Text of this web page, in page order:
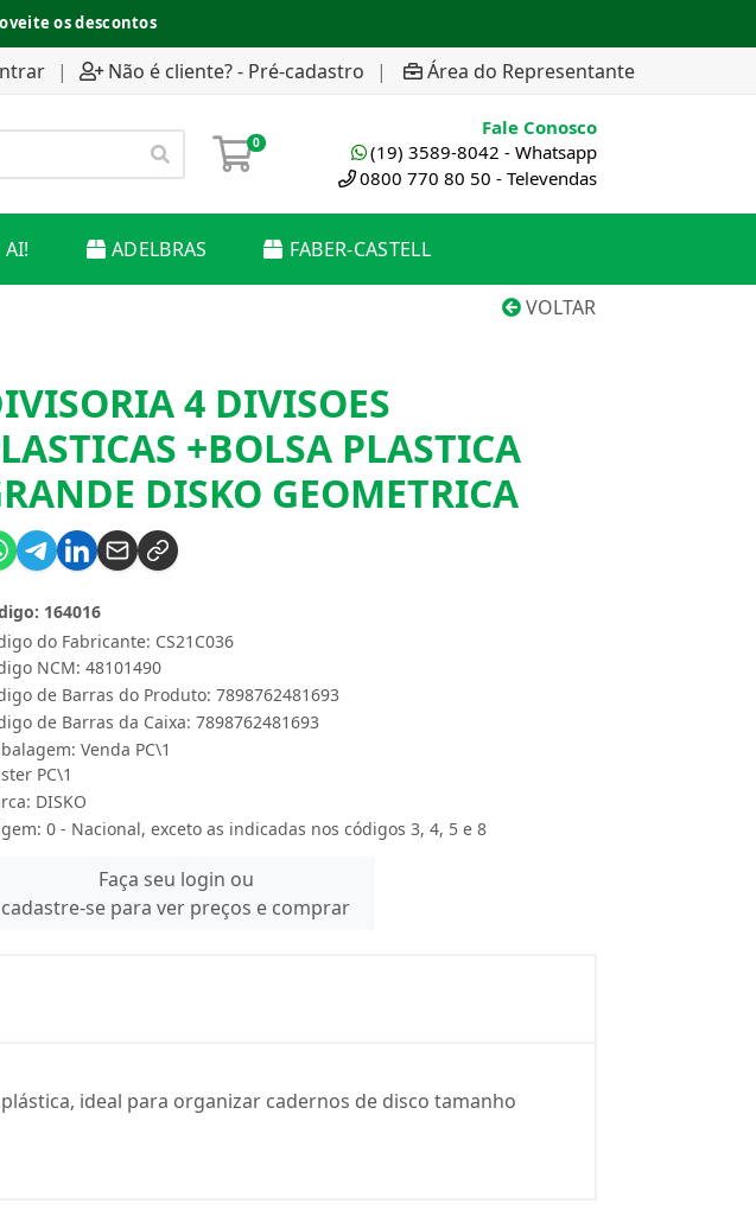
os descontos
| Não é cliente? - Pré-cadastro | Área do Representante
0
Fale Conosco
(19) 3589-8042 - Whatsapp
0800 770 80 50 - Televendas
ADELBRAS FABER-CASTELL
VOLTAR
4 DIVISOES
+BOLSA PLASTICA
DISKO GEOMETRICA
do Fabricante: CS21C036
164016
NCM: 48101490
de Barras do Produto: 7898762481693
de Barras da Caixa: 7898762481693
Venda PC\1
PC\1
DISKO
0 - Nacional, exceto as indicadas nos códigos 3, 4, 5 e 8
Faça seu login ou
cadastre-se para ver preços e comprar
ideal para organizar cadernos de disco tamanho